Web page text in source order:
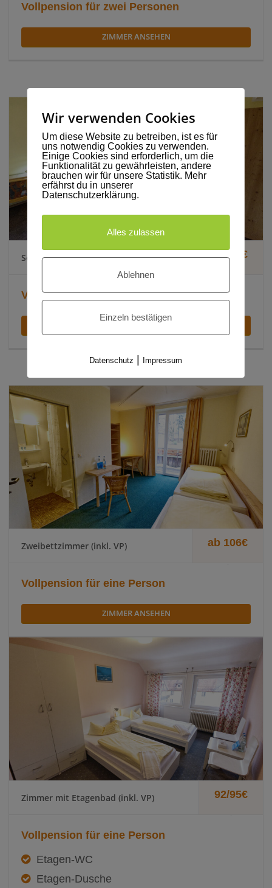
Vollpension für zwei Personen
ZIMMER ANSEHEN
Sonnenstrahlzimmer (inkl. VP) ab 224€
Vollpension für zwei Personen
ZIMMER ANSEHEN
Zweibettzimmer (inkl. VP) ab 106€
Vollpension für eine Person
ZIMMER ANSEHEN
Zimmer mit Etagenbad (inkl. VP) 92/95€
Vollpension für eine Person
Etagen-WC
Etagen-Dusche
Wir verwenden Cookies
Um diese Website zu betreiben, ist es für
uns notwendig Cookies zu verwenden.
Einige Cookies sind erforderlich, um die
Funktionalität zu gewährleisten, andere
brauchen wir für unsere Statistik. Mehr
erfährst du in unserer
Datenschutzerklärung.
Alles zulassen
Ablehnen
Einzeln bestätigen
Datenschutz Impressum